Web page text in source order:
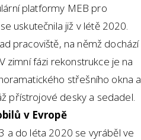
platformy MEB pro
uskutečnila již v létě 2020.
pracoviště, na němž dochází
zimní fázi rekonstrukce je na
střešního okna a
přístrojové desky a sedadel.
v Evropě
a do léta 2020 se vyráběl ve